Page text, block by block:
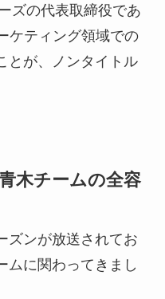
ズの代表取締役であ
ケティング領域での
とが、ノンタイトル
木チームの全容
ズンが放送されてお
ムに関わってきまし